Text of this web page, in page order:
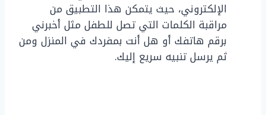
الإلكتروني، حيث يتمكن هذا التطبيق من
مراقبة الكلمات التي تصل للطفل مثل أخبرني
برقم هاتفك أو هل أنت بمفردك في المنزل ومن
ثم يرسل تنبيه سريع إليك.